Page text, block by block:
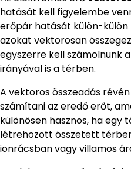
hatását kell figyelembe
erőpár hatását külön-külön
azokat vektorosan
egyszerre kell számolnunk
irányával is a térben.
A vektoros összeadás
számítani az eredő erőt,
különösen hasznos, ha
létrehozott összetett
ionrácsban vagy villamos